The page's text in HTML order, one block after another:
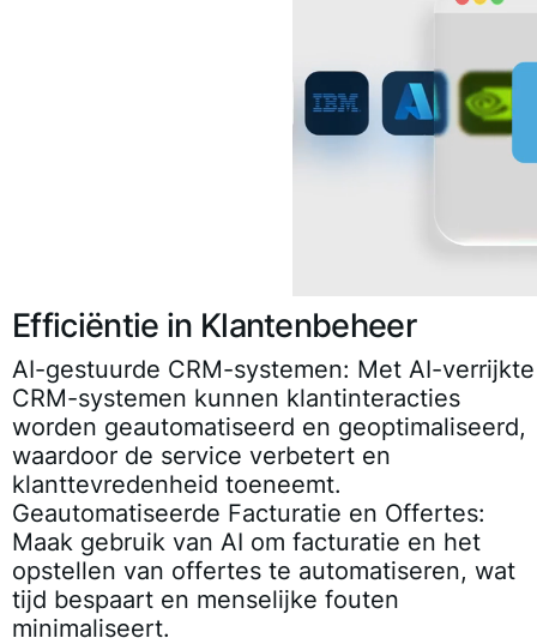
Efficiëntie in Klantenbeheer
AI-gestuurde CRM-systemen: Met AI-verrijkte
CRM-systemen kunnen klantinteracties
worden geautomatiseerd en geoptimaliseerd,
waardoor de service verbetert en
klanttevredenheid toeneemt.
Geautomatiseerde Facturatie en Offertes:
Maak gebruik van AI om facturatie en het
opstellen van offertes te automatiseren, wat
tijd bespaart en menselijke fouten
minimaliseert.